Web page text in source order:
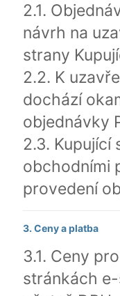
2.1.
návrh na
strany
2.2. K
dochází
objednávky
2.3. Kupující
obchodními
provedení
3. Ceny a platba
3.1. Ceny
stránkách